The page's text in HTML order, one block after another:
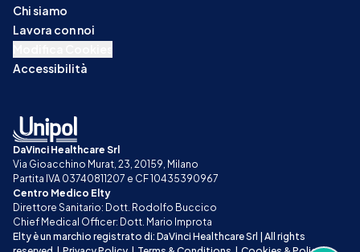
Chi siamo
Lavora con noi
Accessibilità
DaVinci Healthcare Srl
Via Gioacchino Murat, 23, 20159, Milano
Partita IVA 03740811207 e CF 10435390967
Centro Medico Elty
Direttore Sanitario: Dott. Rodolfo Buccico
Chief Medical Officer: Dott. Mario Improta
Elty è un marchio registrato di: DaVinci Healthcare Srl | All rights